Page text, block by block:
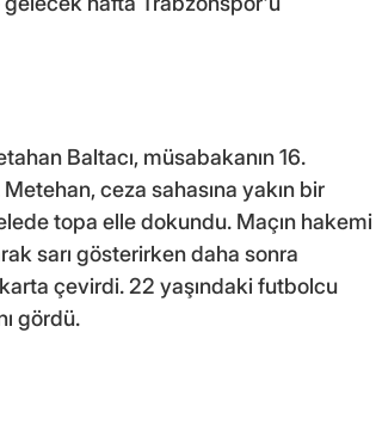
Baltacı, müsabakanın 16.
Metehan, ceza sahasına yakın bir
topa elle dokundu. Maçın hakemi
sarı gösterirken daha sonra
çevirdi. 22 yaşındaki futbolcu
gördü.